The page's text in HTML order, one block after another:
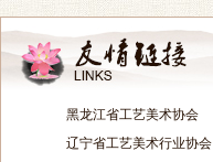
黑龙江省工艺美术协会
辽宁省工艺美术行业协会